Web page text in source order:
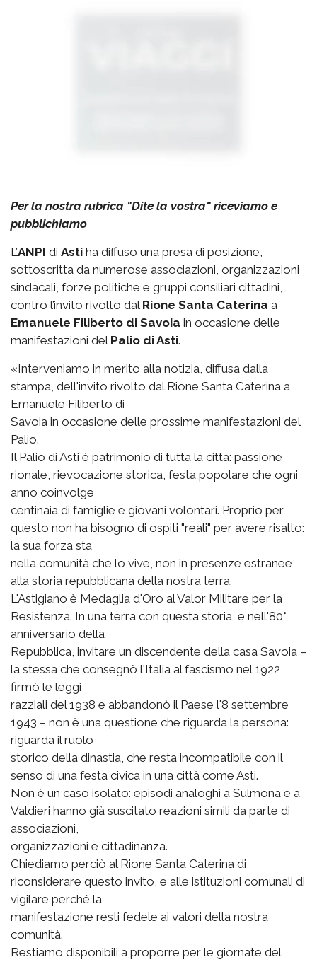
Per la nostra rubrica "Dite la vostra" riceviamo e
pubblichiamo
L’ANPI di Asti ha diffuso una presa di posizione,
sottoscritta da numerose associazioni, organizzazioni
sindacali, forze politiche e gruppi consiliari cittadini,
contro l’invito rivolto dal Rione Santa Caterina a
Emanuele Filiberto di Savoia in occasione delle
manifestazioni del Palio di Asti.
«Interveniamo in merito alla notizia, diffusa dalla
stampa, dell'invito rivolto dal Rione Santa Caterina a
Emanuele Filiberto di
Savoia in occasione delle prossime manifestazioni del
Palio.
Il Palio di Asti è patrimonio di tutta la città: passione
rionale, rievocazione storica, festa popolare che ogni
anno coinvolge
centinaia di famiglie e giovani volontari. Proprio per
questo non ha bisogno di ospiti "reali" per avere risalto:
la sua forza sta
nella comunità che lo vive, non in presenze estranee
alla storia repubblicana della nostra terra.
L'Astigiano è Medaglia d'Oro al Valor Militare per la
Resistenza. In una terra con questa storia, e nell'80°
anniversario della
Repubblica, invitare un discendente della casa Savoia –
la stessa che consegnò l'Italia al fascismo nel 1922,
firmò le leggi
razziali del 1938 e abbandonò il Paese l'8 settembre
1943 – non è una questione che riguarda la persona:
riguarda il ruolo
storico della dinastia, che resta incompatibile con il
senso di una festa civica in una città come Asti.
Non è un caso isolato: episodi analoghi a Sulmona e a
Valdieri hanno già suscitato reazioni simili da parte di
associazioni,
organizzazioni e cittadinanza.
Chiediamo perciò al Rione Santa Caterina di
riconsiderare questo invito, e alle istituzioni comunali di
vigilare perché la
manifestazione resti fedele ai valori della nostra
comunità.
Restiamo disponibili a proporre per le giornate del